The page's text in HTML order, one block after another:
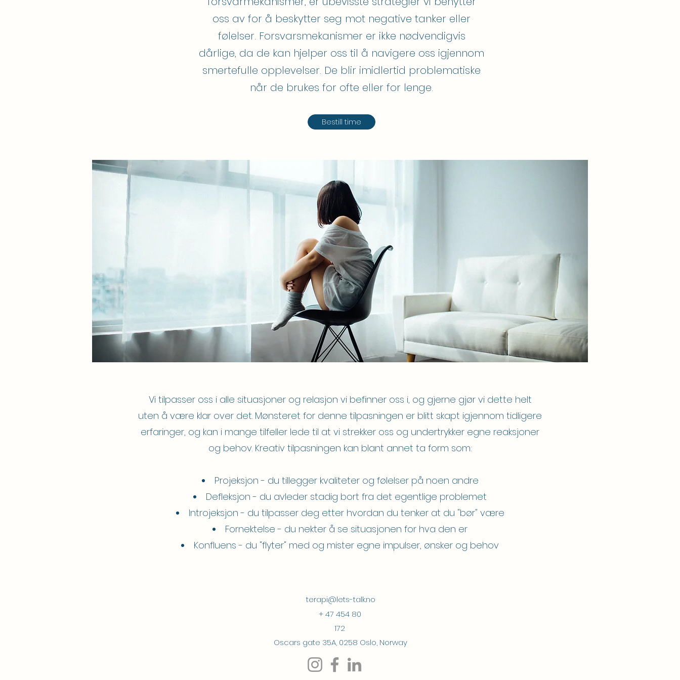
oss av for å beskytter seg mot negative tanker eller
følelser. Forsvarsmekanismer er ikke nødvendigvis
dårlige, da de kan hjelper oss til å navigere oss igjennom
smertefulle opplevelser. De blir imidlertid problematiske
når de brukes for ofte eller for lenge.
Bestill time
Vi tilpasser oss i alle situasjoner og relasjon vi befinner oss i, og gjerne gjør vi dette helt
uten å være klar over det. Mønsteret for denne tilpasningen er blitt skapt igjennom tidligere
erfaringer, og kan i mange tilfeller lede til at vi strekker oss og undertrykker egne reaksjoner
og behov. Kreativ tilpasningen kan blant annet ta form som:
Projeksjon - du tillegger kvaliteter og følelser på noen andre
Defleksjon - du avleder stadig bort fra det egentlige problemet
Introjeksjon - du tilpasser deg etter hvordan du tenker at du "bør" være
Fornektelse - du nekter å se situasjonen for hva den er
Konfluens - du "flyter" med og mister egne impulser, ønsker og behov
terapi@lets-talk.no
+ 47 454 80
172
Oscars gate 35A, 0258 Oslo, Norway